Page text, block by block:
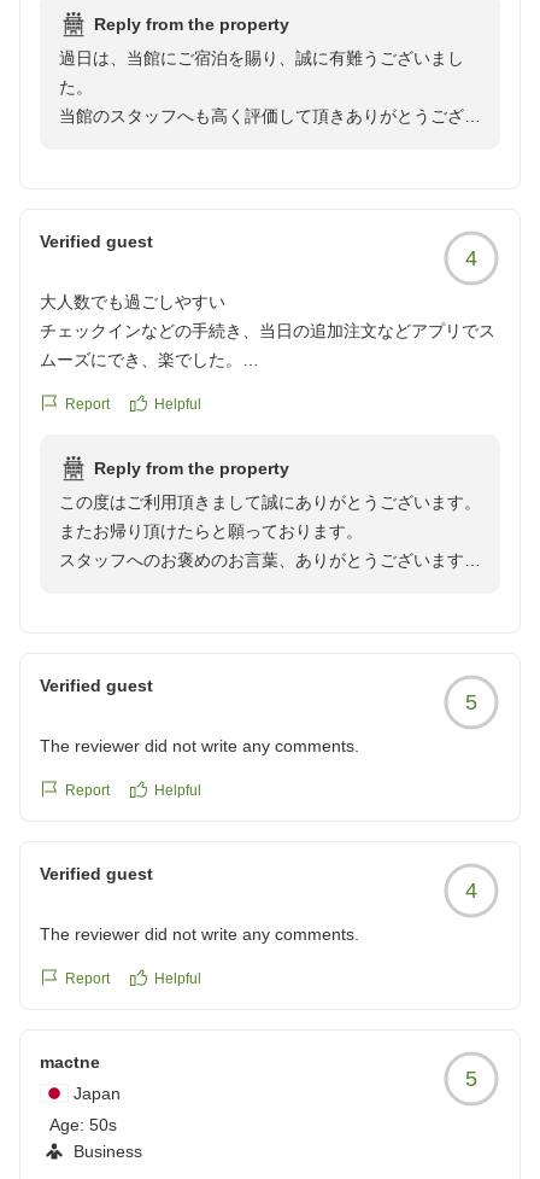
また利用したいと思います。
クチコミの詳細はこちらから
https://review.travel.rakuten.co.jp/hotel/voice/108141?
reviewId=33123478324893
Reply from the property
過日は、当館にご宿泊を賜り、誠に有難うございまし
た。
当館のスタッフへも高く評価して頂きありがとうござい
感にも細心の注意を払いまして維持をして参ります。
また別府にお越しの際は、別府の郷土料理や温泉を堪能
しにお越しください。
お客様の又のご来館を心よりお待ち申し上げます。
ゆとりろ別府 宗像
Verified guest
4
大人数でも過ごしやすい
チェックインなどの手続き、当日の追加注文などアプリでス
ムーズにでき、楽でした。
ただきました。
とても親切でした。
お部屋も広く、2部屋を仕切ることもできたので大人数で宿
泊しても過ごしやすかったです。
reviewId=33123478306990
Report Helpful
Reply from the property
この度はご利用頂きまして誠にありがとうございます。
またお帰り頂けたらと願っております。
スタッフへのお褒めのお言葉、ありがとうございます。
す様努力して参ります。
またのお越しをスタッフ一同心よりお待ち申し上げてお
ゆとりろ別府 宗像
Verified guest
5
The reviewer did not write any comments.
Report Helpful
Verified guest
4
The reviewer did not write any comments.
Report Helpful
mactne
Japan
Age: 50s
Business
5